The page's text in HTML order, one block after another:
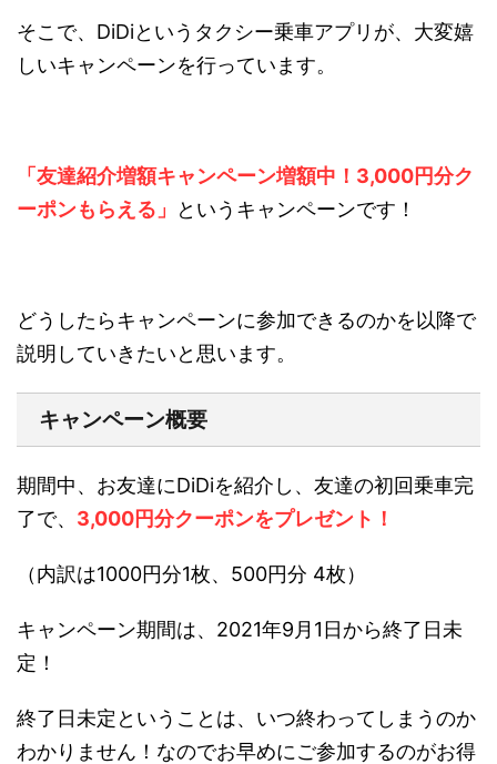
そこで、DiDiというタクシー乗車アプリが、大変嬉
しいキャンペーンを行っています。
「友達紹介増額キャンペーン増額中！3,000円分ク
ーポンもらえる」
というキャンペーンです！
どうしたらキャンペーンに参加できるのかを以降で
説明していきたいと思います。
キャンペーン概要
期間中、お友達にDiDiを紹介し、友達の初回乗車完
了で、 3,000円分クーポンをプレゼント！
（内訳は1000円分1枚、500円分 4枚）
キャンペーン期間は、 2021年9月1日から終了日未
定！
終了日未定ということは、 いつ終わってしまうのか
わかりません！なのでお早めにご参加するのがお得